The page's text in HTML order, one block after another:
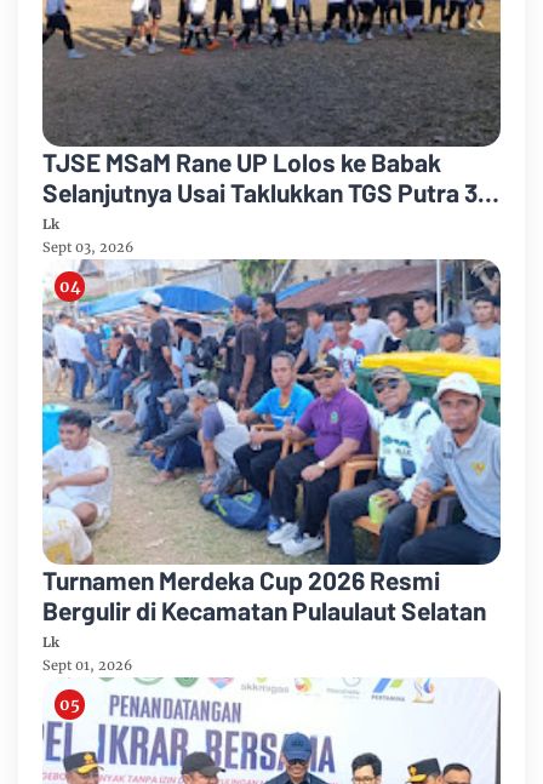
TJSE MSaM Rane UP Lolos ke Babak
Selanjutnya Usai Taklukkan TGS Putra 3-
2 di Merdeka CUP 2026
Lk
Sept 03, 2026
Turnamen Merdeka Cup 2026 Resmi
Bergulir di Kecamatan Pulaulaut Selatan
Lk
Sept 01, 2026